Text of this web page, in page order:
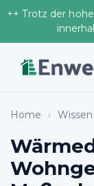
++ Trotz der
Home › Wissen